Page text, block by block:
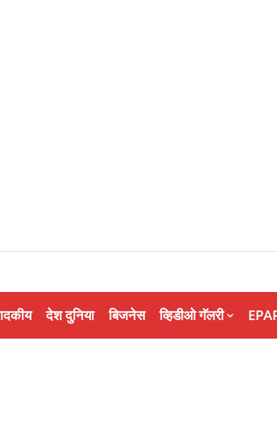
देश दुनिया बिजनेस व्हिडीओ गॅलरी